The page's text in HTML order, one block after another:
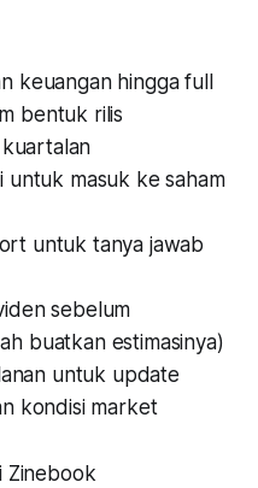
keuangan hingga full
bentuk rilis
untuk masuk ke saham
untuk tanya jawab
sebelum
buatkan estimasinya)
untuk update
kondisi market
Zinebook